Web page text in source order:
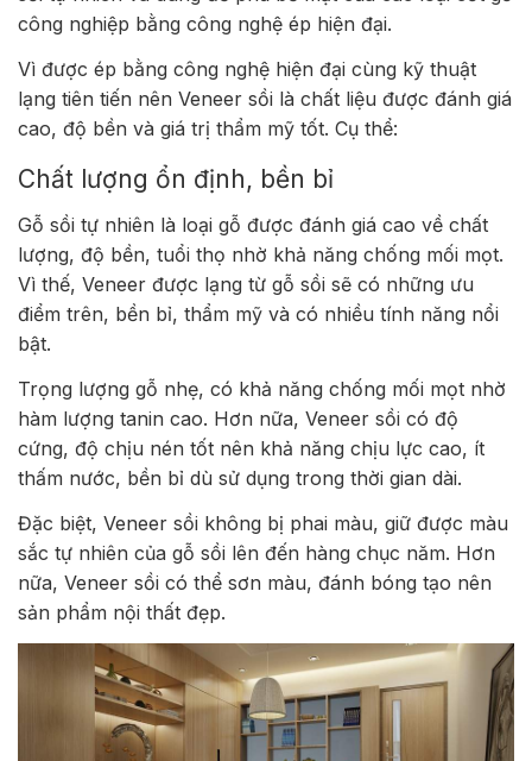
công nghiệp bằng công nghệ ép hiện đại.
Vì được ép bằng công nghệ hiện đại cùng kỹ thuật
lạng tiên tiến nên Veneer sồi là chất liệu được đánh giá
cao, độ bền và giá trị thẩm mỹ tốt. Cụ thể:
Chất lượng ổn định, bền bỉ
Gỗ sồi tự nhiên là loại gỗ được đánh giá cao về chất
lượng, độ bền, tuổi thọ nhờ khả năng chống mối mọt.
Vì thế, Veneer được lạng từ gỗ sồi sẽ có những ưu
điểm trên, bền bỉ, thẩm mỹ và có nhiều tính năng nổi
bật.
Trọng lượng gỗ nhẹ, có khả năng chống mối mọt nhờ
hàm lượng tanin cao. Hơn nữa, Veneer sồi có độ
cứng, độ chịu nén tốt nên khả năng chịu lực cao, ít
thấm nước, bền bỉ dù sử dụng trong thời gian dài.
Đặc biệt, Veneer sồi không bị phai màu, giữ được màu
sắc tự nhiên của gỗ sồi lên đến hàng chục năm. Hơn
nữa, Veneer sồi có thể sơn màu, đánh bóng tạo nên
sản phẩm nội thất đẹp.